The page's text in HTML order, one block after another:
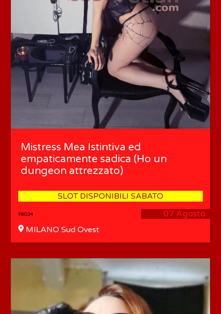
Mistress Mea Istintiva ed
empaticamente sadica (Ho un
dungeon attrezzato)
SLOT DISPONIBILI SABATO
07 Agosto
F8024
MILANO Sud Ovest